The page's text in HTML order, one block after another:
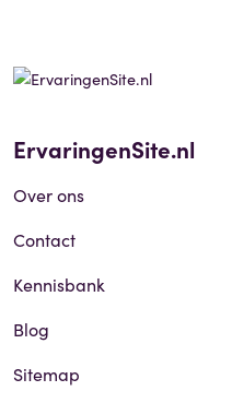
ErvaringenSite.nl
Over ons
Contact
Kennisbank
Blog
Sitemap